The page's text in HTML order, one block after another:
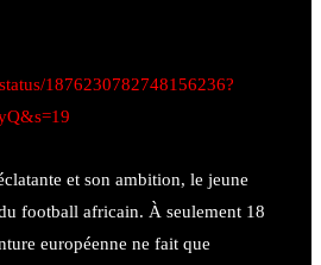
1876230782748156236?
et son ambition, le jeune
football africain. À seulement 18
européenne ne fait que